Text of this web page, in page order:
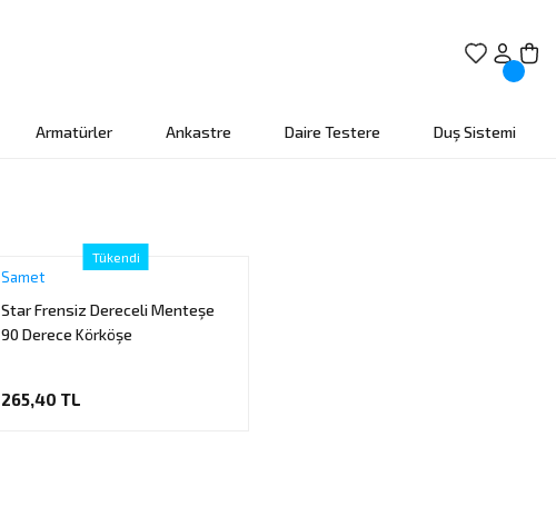
Armatürler Ankastre Daire Testere Duş Sistemi
Tükendi
Samet
Star Frensiz Dereceli Menteşe
90 Derece Körköşe
265,40 TL